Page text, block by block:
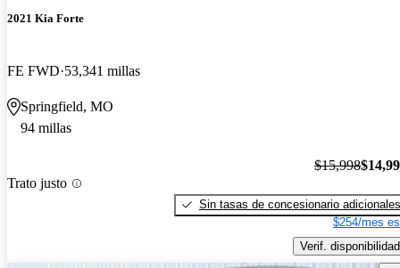
2021 Kia Forte
FE FWD 53,341 millas
Springfield, MO
94 millas
Trato justo
$15,998
Sin tasas de concesionario adicionales
$254/mes
Verif. disponibilidad